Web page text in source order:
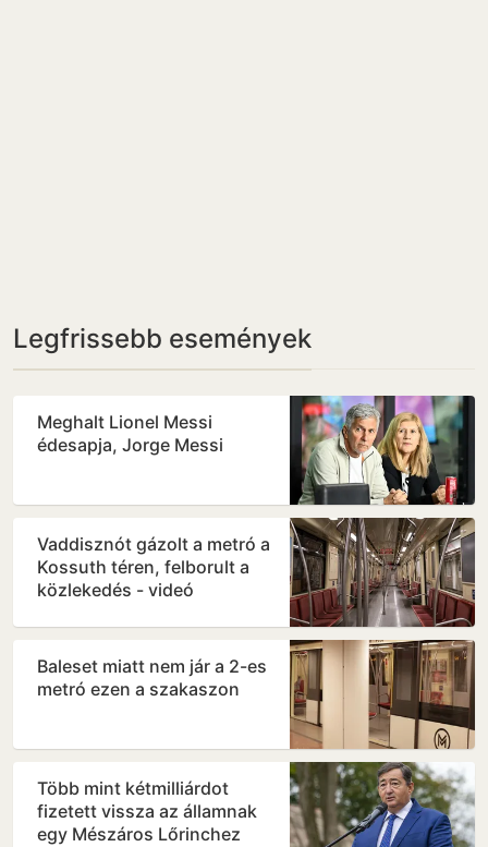
Legfrissebb események
Meghalt Lionel Messi
édesapja, Jorge Messi
Vaddisznót gázolt a metró a
Kossuth téren, felborult a
közlekedés - videó
Baleset miatt nem jár a 2-es
metró ezen a szakaszon
Több mint kétmilliárdot
fizetett vissza az államnak
egy Mészáros Lőrinchez